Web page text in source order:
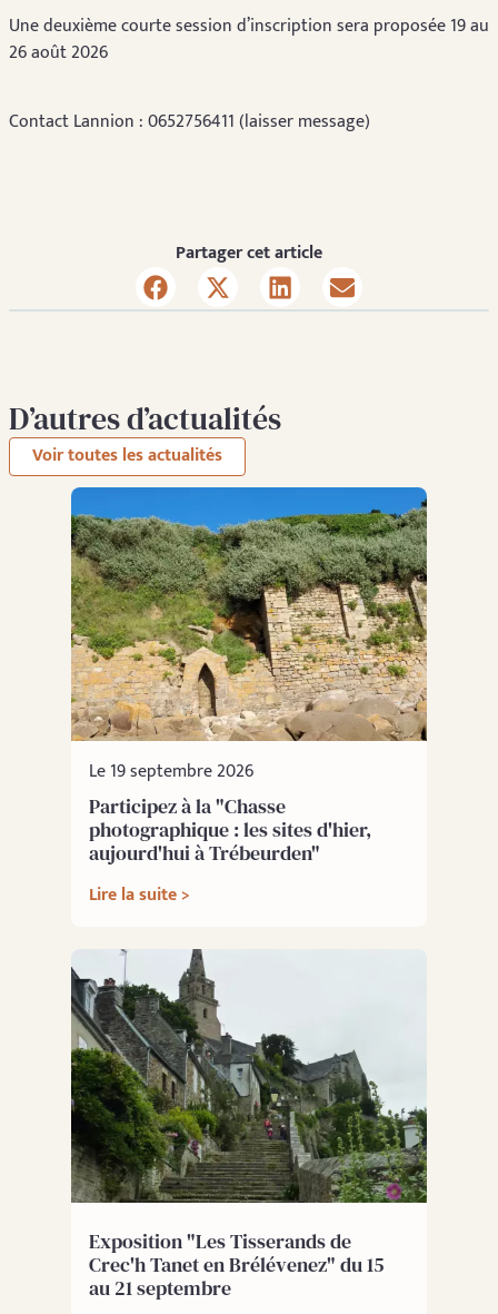
Une deuxième courte session d’inscription sera proposée 19 au
26 août 2026
Contact Lannion : 0652756411 (laisser message)
Partager cet article
D’autres d’actualités
Voir toutes les actualités
Le 19 septembre 2026
Participez à la "Chasse
photographique : les sites d'hier,
aujourd'hui à Trébeurden"
Lire la suite >
Exposition "Les Tisserands de
Crec'h Tanet en Brélévenez" du 15
au 21 septembre